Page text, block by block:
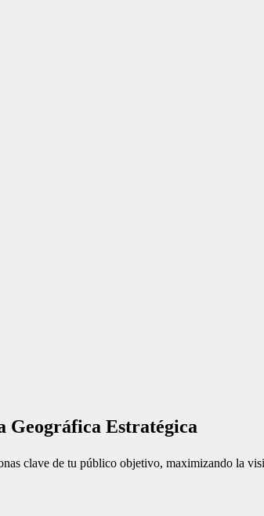
Geográfica Estratégica
clave de tu público objetivo, maximizando la